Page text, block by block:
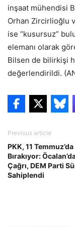
inşaat mühendisi
Orhan Zircirlioğlu
ise “kusursuz”
elemanı olarak
Bilsen de bilirkişi
değerlendirildi.
Previous article
PKK, 11
Bırakıyor:
Çağrı, DEM Parti
Sahiplendi